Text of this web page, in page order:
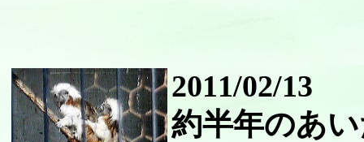
2011/02/13
約半年のあ